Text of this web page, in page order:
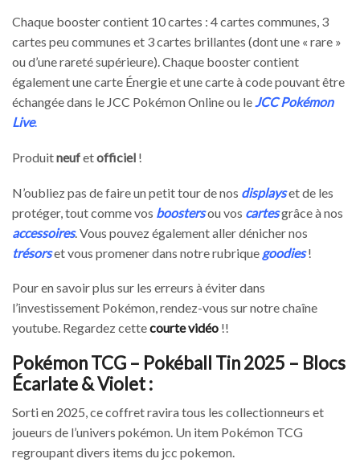
Chaque booster contient 10 cartes : 4 cartes communes, 3
cartes peu communes et 3 cartes brillantes (dont une « rare »
ou d’une rareté supérieure). Chaque booster contient
également une carte Énergie et une carte à code pouvant être
échangée dans le JCC Pokémon Online ou leJCC Pokémon
Live.
Produitneufetofficiel !
N’oubliez pas de faire un petit tour de nos displayset de les
protéger, tout comme vos boostersou vos cartesgrâce à nos
accessoires. Vous pouvez également aller dénicher nos
trésorset vous promener dans notre rubrique goodies !
Pour en savoir plus sur les erreurs à éviter dans
l’investissement Pokémon, rendez-vous sur notre chaîne
youtube. Regardez cettecourte vidéo !!
Pokémon TCG – Pokéball Tin 2025 – Blocs
Écarlate & Violet :
Sorti en 2025, ce coffret ravira tous les collectionneurs et
joueurs de l’univers pokémon. Un item Pokémon TCG
regroupant divers items du jcc pokemon.